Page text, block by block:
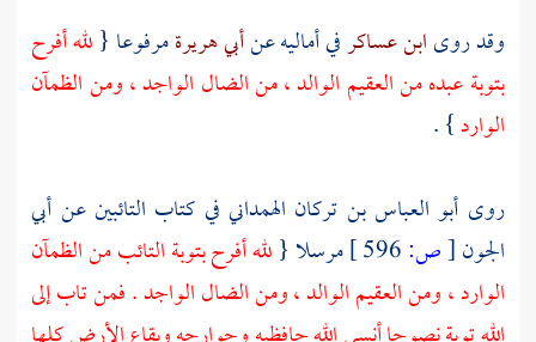
وقد روىابن عساكرفي أماليه عنأبي هريرةمرفوعا {لله أفرح
بتوبة عبده من العقيم الوالد ، من الضال الواجد ، ومن الظمآن
الوارد} .
روى أبو العباس بن تركان الهمداني في كتاب التائبين عن أبي
الجون[ص: مرسلا {لله أفرح بتوبة التائب من الظمآن
الوارد ، ومن العقيم الوالد ، ومن الضال الواجد . فمن تاب إلى